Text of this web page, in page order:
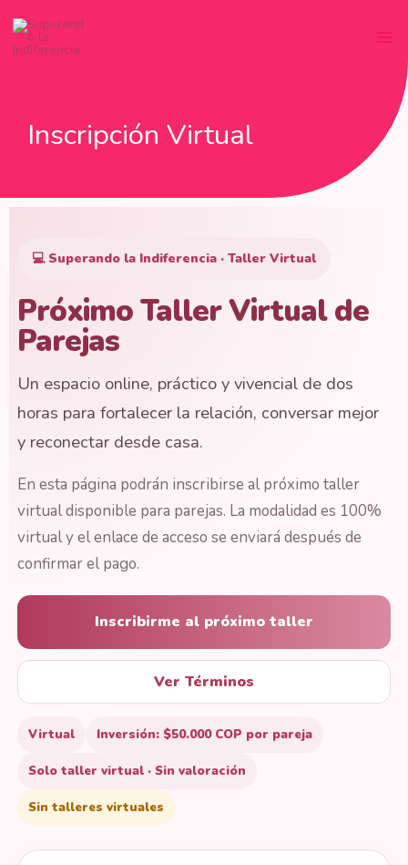
contenido
Inscripción Virtual
💻 Superando la Indiferencia · Taller Virtual
Próximo Taller Virtual de
Parejas
Un espacio online, práctico y vivencial de dos
horas para fortalecer la relación, conversar mejor
y reconectar desde casa.
En esta página podrán inscribirse al próximo taller
virtual disponible para parejas. La modalidad es 100%
virtual y el enlace de acceso se enviará después de
confirmar el pago.
Inscribirme al próximo taller
Ver Términos
Virtual Inversión: $50.000 COP por pareja
Solo taller virtual · Sin valoración
Sin talleres virtuales